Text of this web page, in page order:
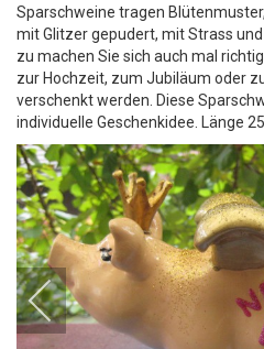
Sparschweine tragen
mit Glitzer gepudert, mit Strass
zu machen Sie sich auch mal
zur Hochzeit, zum Jubiläum oder
verschenkt werden. Diese
individuelle Geschenkidee. Länge